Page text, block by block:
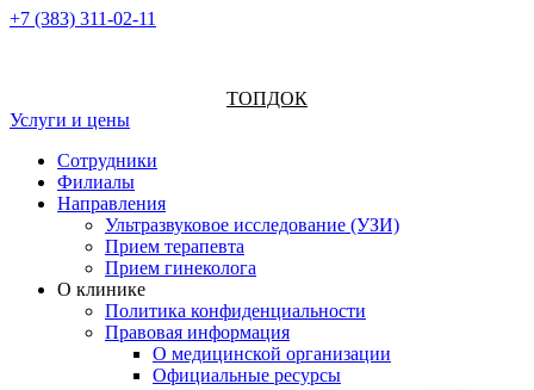
+7 (383) 311-02-11
ТОПДОК
Услуги и цены
Сотрудники
Филиалы
Направления
Ультразвуковое исследование (УЗИ)
Прием терапевта
Прием гинеколога
О клинике
Политика конфиденциальности
Правовая информация
О медицинской организации
Официальные ресурсы